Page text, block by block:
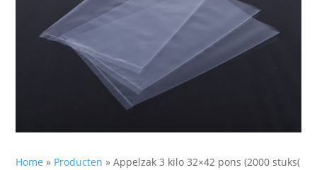
Home » Producten »Appelzak 3 kilo 32×42 pons (2000 stuks(